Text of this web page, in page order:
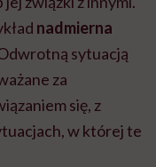
nadmierna
sytuacją
za
się, z
w której te